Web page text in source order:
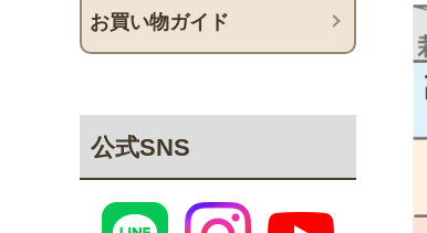
お買い物ガイド
公式SNS